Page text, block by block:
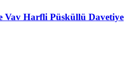
Vav Harfli Püsküllü Davetiye